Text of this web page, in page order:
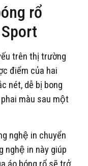
rổ
trên thị trường
điểm của hai
nét, dễ bị bong
màu sau một
nghệ in chuyển
nghệ in này giúp
áo bóng rổ sẽ trở